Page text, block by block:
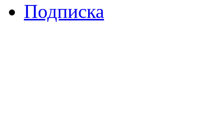
Подписка